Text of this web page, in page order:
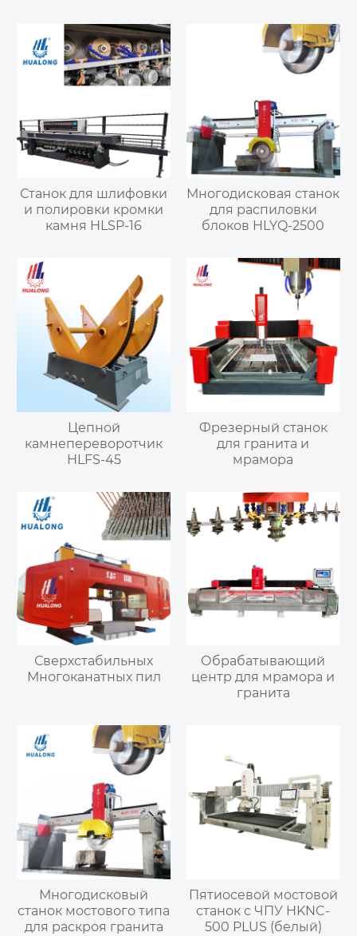
Станок для шлифовки
и полировки кромки
камня HLSP-16
Многодисковая станок
для распиловки
блоков HLYQ-2500
Цепной
камнепереворотчик
HLFS-45
Фрезерный станок
для гранита и
мрамора
Сверхстабильных
Многоканатных пил
Обрабатывающий
центр для мрамора и
гранита
Многодисковый
станок мостового типа
для раскроя гранита
Пятиосевой мостовой
станок с ЧПУ HKNC-
500 PLUS (белый)